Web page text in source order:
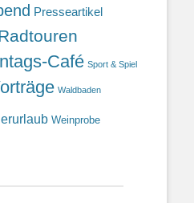
Presseartikel
Café Sport & Spiel
Waldbaden
Weinprobe